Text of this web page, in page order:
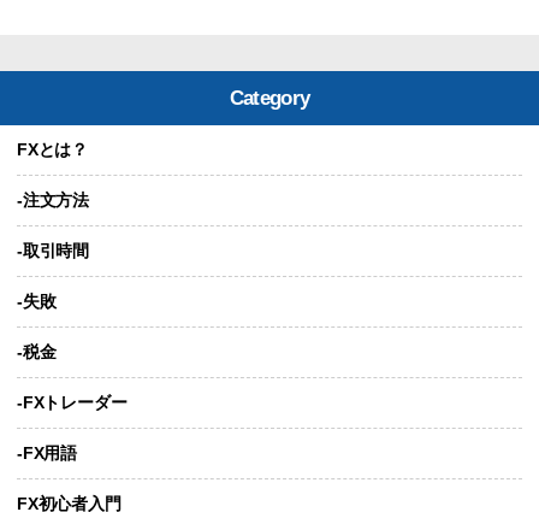
Category
FXとは？
-注文方法
-取引時間
-失敗
-税金
-FXトレーダー
-FX用語
FX初心者入門